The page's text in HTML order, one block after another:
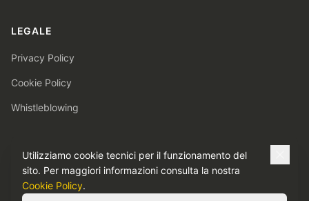
LEGALE
Privacy Policy
Cookie Policy
Whistleblowing
Triveneto Servizi S.r.l. |Via Giacomo Matteotti 3, 30038 Spinea (VE)
P. IVA 02694760303
Utilizziamo cookie tecnici per il funzionamento del
sito. Per maggiori informazioni consulta la nostra
Cookie Policy.